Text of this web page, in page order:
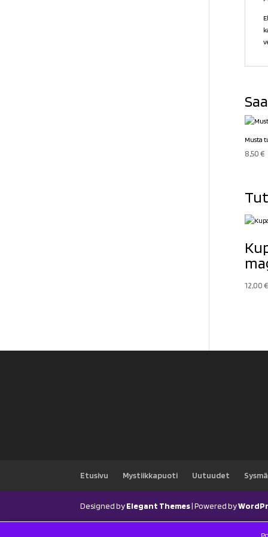
Musta
8,50€
12,00€
Etusivu Mystiikkapuoti Uutuudet
Designed byElegant Themes| Powered by